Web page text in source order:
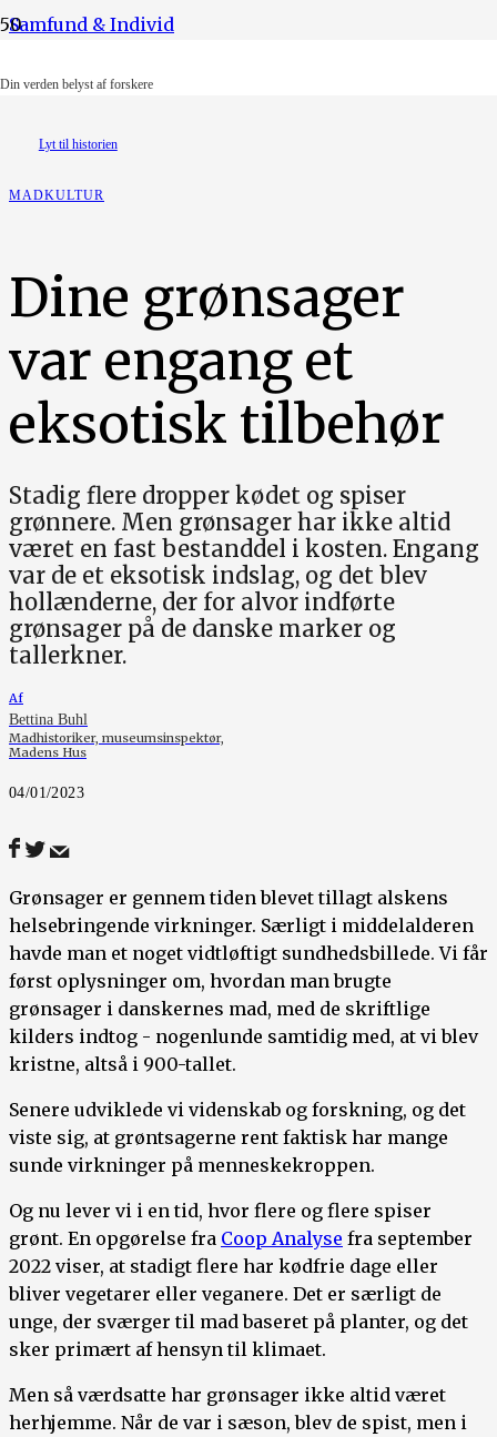
Din verden belyst af forskere
Samfund & Individ
Illustration: Lotus Pedersen
Lyt til historien
MADKULTUR
Dine grønsager
var engang et
eksotisk tilbehør
Stadig flere dropper kødet og spiser
grønnere. Men grønsager har ikke altid
været en fast bestanddel i kosten. Engang
var de et eksotisk indslag, og det blev
hollænderne, der for alvor indførte
grønsager på de danske marker og
tallerkner.
Af
Bettina Buhl
Madhistoriker, museumsinspektør,
Madens Hus
04/01/2023
Grønsager er gennem tiden blevet tillagt alskens
helsebringende virkninger. Særligt i middelalderen
havde man et noget vidtløftigt sundhedsbillede. Vi får
først oplysninger om, hvordan man brugte
grønsager i danskernes mad, med de skriftlige
kilders indtog - nogenlunde samtidig med, at vi blev
kristne, altså i 900-tallet.
Senere udviklede vi videnskab og forskning, og det
viste sig, at grøntsagerne rent faktisk har mange
sunde virkninger på menneskekroppen.
Og nu lever vi i en tid, hvor flere og flere spiser
grønt. En opgørelse fra Coop Analyse fra september
2022 viser, at stadigt flere har kødfrie dage eller
bliver vegetarer eller veganere. Det er særligt de
unge, der sværger til mad baseret på planter, og det
sker primært af hensyn til klimaet.
Men så værdsatte har grønsager ikke altid været
herhjemme. Når de var i sæson, blev de spist, men i